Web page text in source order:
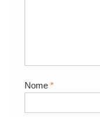
Nome *